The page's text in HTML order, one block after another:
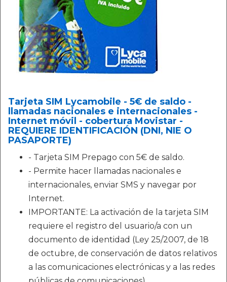
Tarjeta SIM Lycamobile - 5€ de saldo -
llamadas nacionales e internacionales -
Internet móvil - cobertura Movistar -
REQUIERE IDENTIFICACIÓN (DNI, NIE O
PASAPORTE)
- Tarjeta SIM Prepago con 5€ de saldo.
- Permite hacer llamadas nacionales e
internacionales, enviar SMS y navegar por
Internet.
IMPORTANTE: La activación de la tarjeta SIM
requiere el registro del usuario/a con un
documento de identidad (Ley 25/2007, de 18
de octubre, de conservación de datos relativos
a las comunicaciones electrónicas y a las redes